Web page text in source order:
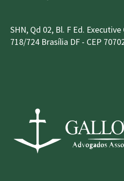
SHN, Qd 02, Bl. F Ed.
718/724 Brasília DF - CEP